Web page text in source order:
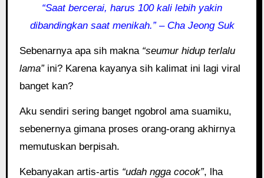
“Saat bercerai, harus 100 kali lebih yakin
dibandingkan saat menikah.” – Cha Jeong Suk
Sebenarnya apa sih makna“seumur hidup terlalu
lama”ini? Karena kayanya sih kalimat ini lagi viral
banget kan?
Aku sendiri sering banget ngobrol ama suamiku,
sebenernya gimana proses orang-orang akhirnya
memutuskan berpisah.
Kebanyakan artis-artis “udah ngga cocok”, lha